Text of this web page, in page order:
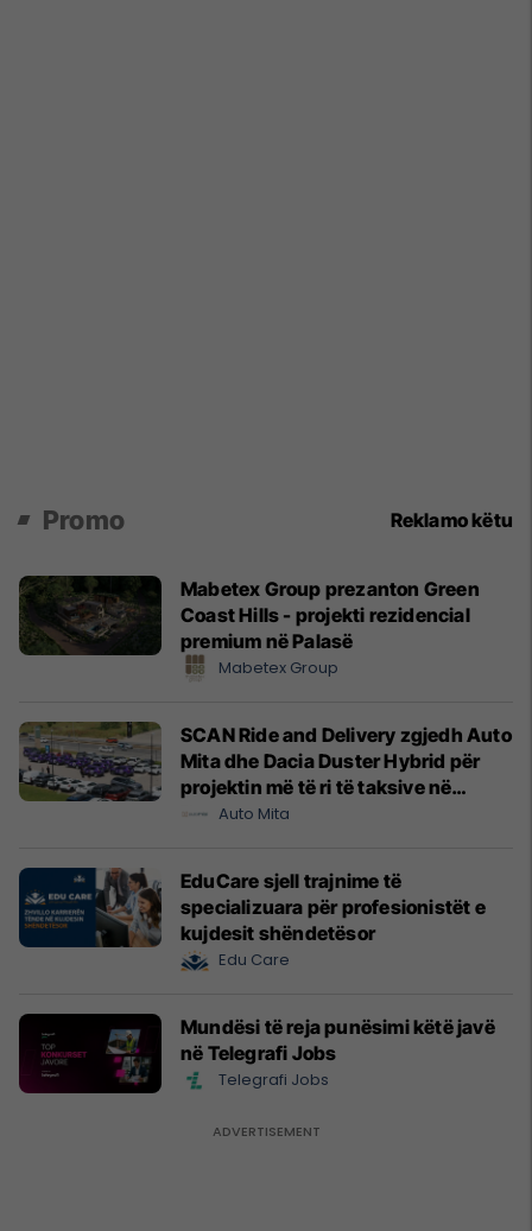
Promo Reklamo këtu
Mabetex Group prezanton Green
Coast Hills - projekti rezidencial
premium në Palasë
Mabetex Group
SCAN Ride and Delivery zgjedh Auto
Mita dhe Dacia Duster Hybrid për
projektin më të ri të taksive në
Prishtinë
Auto Mita
EduCare sjell trajnime të
specializuara për profesionistët e
kujdesit shëndetësor
Edu Care
Mundësi të reja punësimi këtë javë
në Telegrafi Jobs
Telegrafi Jobs